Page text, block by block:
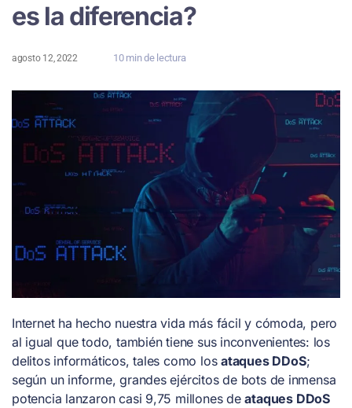
es la diferencia?
agosto 12, 2022 10 min de lectura
Internet ha hecho nuestra vida más fácil y cómoda, pero
al igual que todo, también tiene sus inconvenientes: los
delitos informáticos, tales como losataques DDoS;
según un informe, grandes ejércitos de bots de inmensa
potencia lanzaron casi 9,75 millones deataques DDoS